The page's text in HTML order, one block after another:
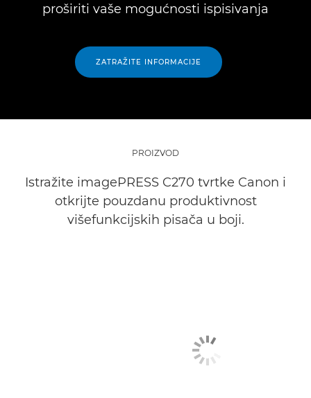
proširiti vaše mogućnosti ispisivanja
ZATRAŽITE INFORMACIJE
PROIZVOD
Istražite imagePRESS C270 tvrtke Canon i
otkrijte pouzdanu produktivnost
višefunkcijskih pisača u boji.